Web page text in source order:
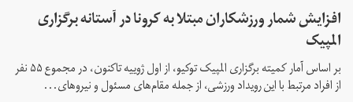
افزایش شمار ورزشکاران مبتلا به کرونا در آستانه برگزاری
المپیک
بر اساس آمار کمیته برگزاری المپیک توکیو، از اول ژوییه تاکنون، در مجموع ۵۵ نفر
از افراد مرتبط با این رویداد ورزشی، از جمله مقام‌های مسئول و نیروهای...